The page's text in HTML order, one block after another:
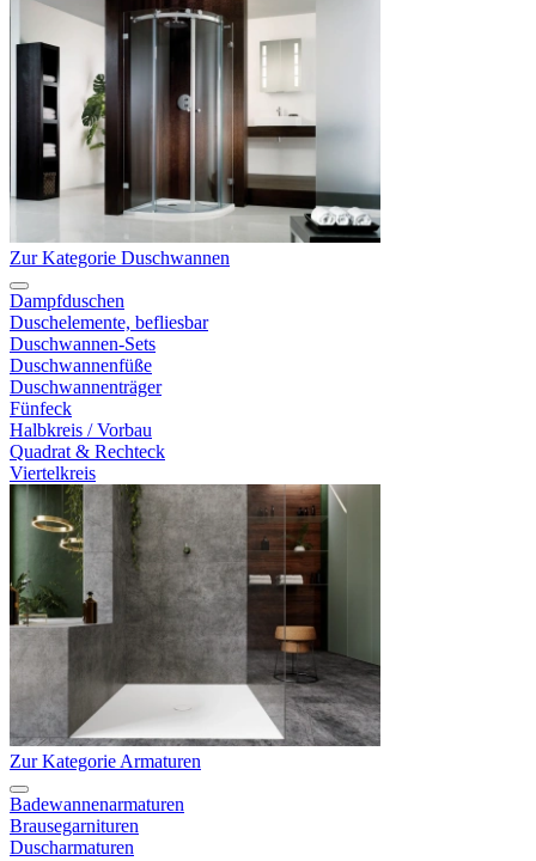
Zur Kategorie Duschwannen
Dampfduschen
Duschelemente, befliesbar
Duschwannen-Sets
Duschwannenfüße
Duschwannenträger
Fünfeck
Halbkreis / Vorbau
Quadrat & Rechteck
Viertelkreis
Zur Kategorie Armaturen
Badewannenarmaturen
Brausegarnituren
Duscharmaturen